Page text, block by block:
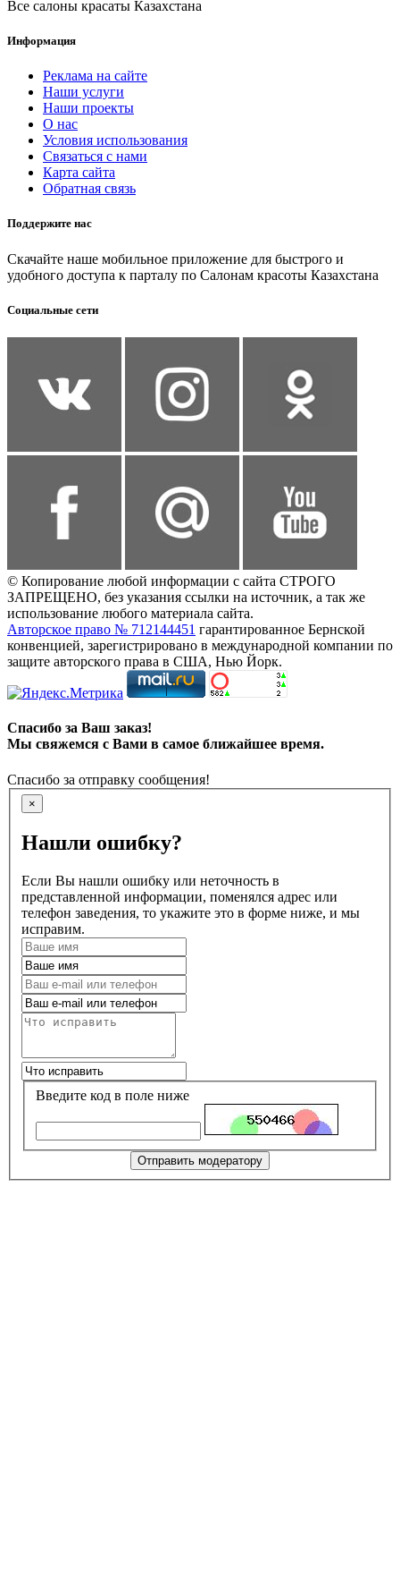
Все салоны красаты Казахстана
Информация
Реклама на сайте
Наши услуги
Наши проекты
О нас
Условия использования
Связаться с нами
Карта сайта
Обратная связь
Поддержите нас
Скачайте наше мобильное приложение для быстрого и
удобного доступа к парталу по Салонам красоты Казахстана
Социальные сети
© Копирование любой информации с сайта СТРОГО
ЗАПРЕЩЕНО, без указания ссылки на источник, а так же
использование любого материала сайта.
Авторское право № 712144451 гарантированное Бернской
конвенцией, зарегистрировано в международной компании по
защите авторского права в США, Нью Йорк.
Спасибо за Ваш заказ!
Мы свяжемся с Вами в самое ближайшее время.
Спасибо за отправку сообщения!
×
Нашли ошибку?
Если Вы нашли ошибку или неточность в
представленной информации, поменялся адрес или
телефон заведения, то укажите это в форме ниже, и мы
исправим.
Введите код в поле ниже
Отправить модератору